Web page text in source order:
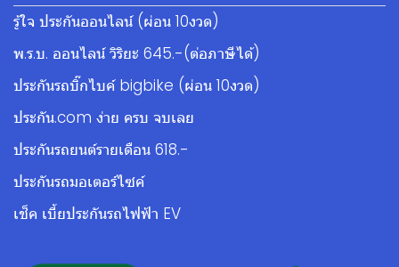
รู้ใจ ประกันออนไลน์ (ผ่อน 10งวด)
พ.ร.บ. ออนไลน์ วิริยะ 645.-(ต่อภาษีได้)
ประกันรถบิ๊กไบค์ bigbike (ผ่อน 10งวด)
ประกัน.com ง่าย ครบ จบเลย
ประกันรถยนต์รายเดือน 618.-
ประกันรถมอเตอร์ไซค์
เช็ค เบี้ยประกันรถไฟฟ้า EV